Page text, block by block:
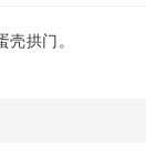
拱门。